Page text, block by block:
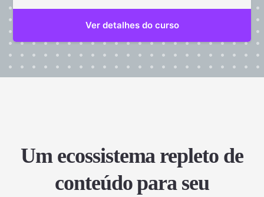
Um ecossistema repleto de
conteúdo para seu